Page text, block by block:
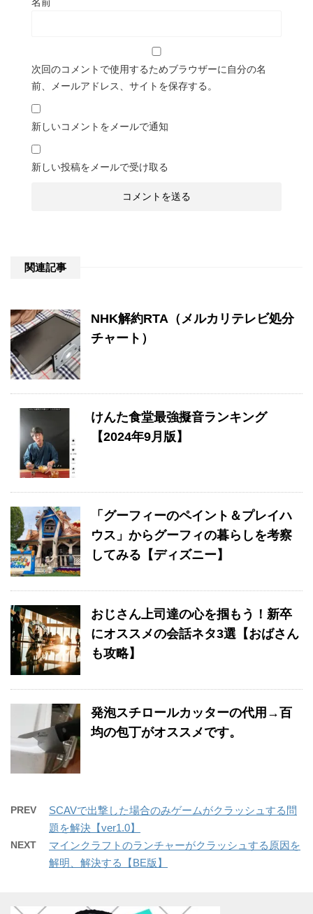
次回のコメントで使用するためブラウザーに自分の名
前、メールアドレス、サイトを保存する。
新しいコメントをメールで通知
新しい投稿をメールで受け取る
関連記事
NHK解約RTA（メルカリテレビ処分
チャート）
けんた食堂最強擬音ランキング
【2024年9月版】
「グーフィーのペイント＆プレイハ
ウス」からグーフィの暮らしを考察
してみる【ディズニー】
おじさん上司達の心を掴もう！新卒
にオススメの会話ネタ3選【おばさん
も攻略】
発泡スチロールカッターの代用→百
均の包丁がオススメです。
PREV
SCAVで出撃した場合のみゲームがクラッシュする問
題を解決【ver1.0】
NEXT
マインクラフトのランチャーがクラッシュする原因を
解明、解決する【BE版】